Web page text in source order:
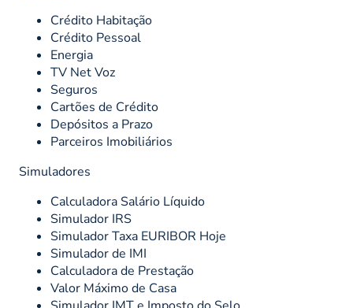
Crédito Habitação
Crédito Pessoal
Energia
TV Net Voz
Seguros
Cartões de Crédito
Depósitos a Prazo
Parceiros Imobiliários
Simuladores
Calculadora Salário Líquido
Simulador IRS
Simulador Taxa EURIBOR Hoje
Simulador de IMI
Calculadora de Prestação
Valor Máximo de Casa